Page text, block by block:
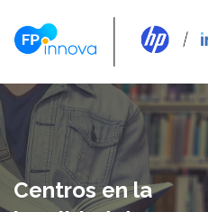
Centros en la